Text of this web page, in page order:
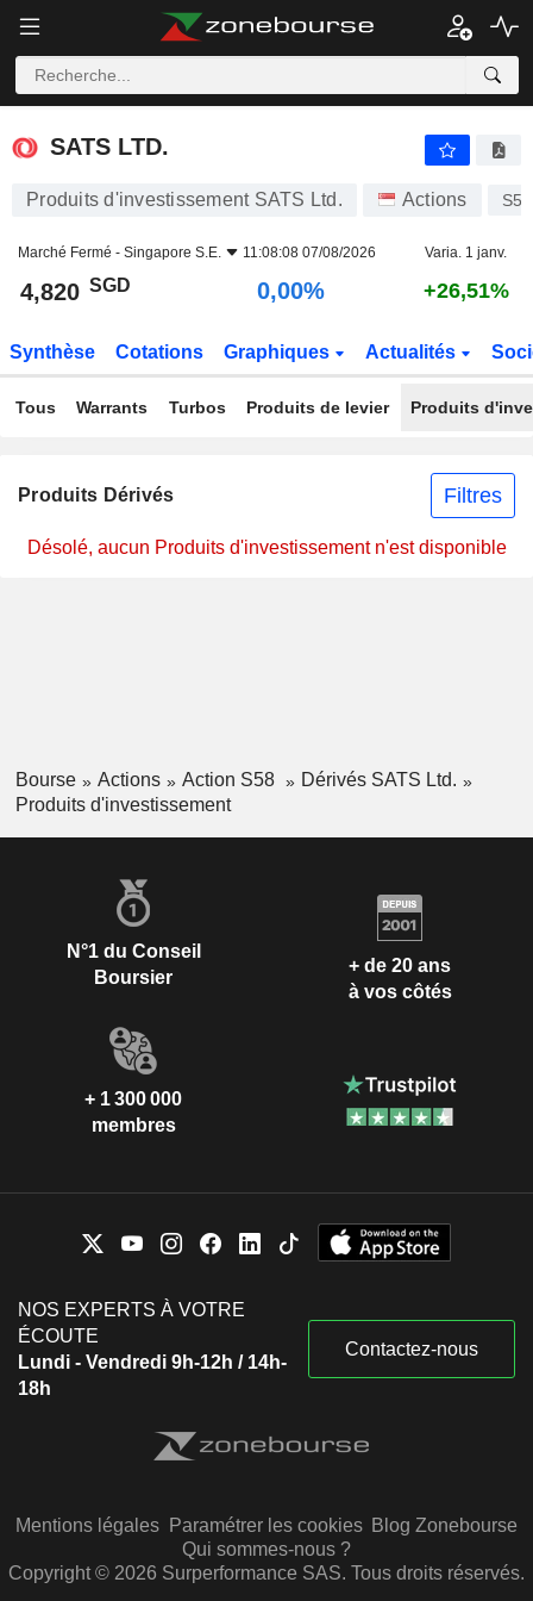
SATS LTD.
SATS LTD.
Produits d'investissement SATS Ltd. Actions S58
Marché Fermé - Singapore S.E. 11:08:08 07/08/2026 Varia. 1 janv.
4,820 SGD 0,00% +26,51%
Synthèse Cotations Graphiques Actualités
Tous Warrants Turbos Produits de levier Produits
Produits Dérivés Filtres
Désolé, aucun Produits d'investissement n'est disponible
Bourse Actions Action S58
Dérivés SATS Ltd.
Produits d'investissement
N°1 du Conseil
Boursier
+ de 20 ans
à vos côtés
+ 1 300 000
membres
NOS EXPERTS À VOTRE
ÉCOUTE
Lundi - Vendredi 9h-12h / 14h-
18h
Contactez-nous
Mentions légales Paramétrer les cookies Blog Zonebourse
Qui sommes-nous ?
Copyright © 2026 Surperformance SAS. Tous droits réservés.